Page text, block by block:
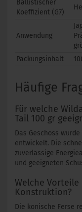
Ballistischer
Koeffizient (G7)
Anwendung
Packungsinhalt
Häufige
Für welche
Tail 100 gr
Das Geschoss
entwickelt. Die
zuverlässige
und geeigneten
Welche
Konstruktion?
Die konische Ferse